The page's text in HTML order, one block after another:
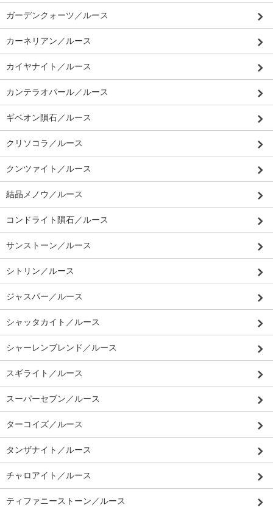
ガーデンクォーツ／ルース
カーネリアン／ルース
カイヤナイト／ルース
カンテラオパール／ルース
ギベオン隕石／ルース
クリソコラ／ルース
クンツァイト／ルース
結晶メノウ／ルース
コンドライト隕石／ルース
サンストーン／ルース
シトリン／ルース
ジャスパー／ルース
シャッタカイト／ルース
シャーレンブレンド／ルース
スギライト／ルース
スーパーセブン／ルース
ターコイズ／ルース
タンザナイト／ルース
チャロアイト／ルース
ティファニーストーン／ルース